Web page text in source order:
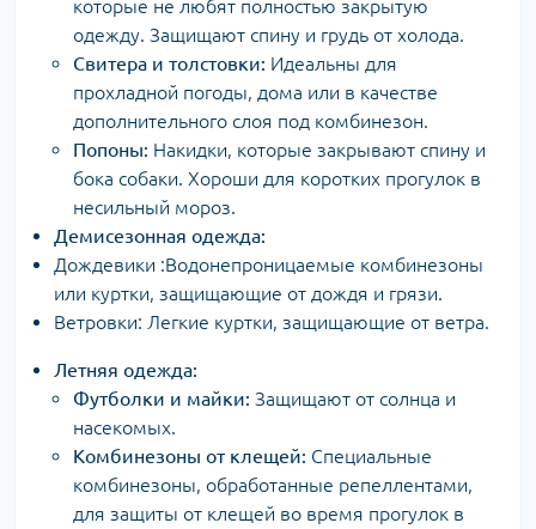
которые не любят полностью закрытую
одежду. Защищают спину и грудь от холода.
Свитера и толстовки: Идеальны для
прохладной погоды, дома или в качестве
дополнительного слоя под комбинезон.
Попоны: Накидки, которые закрывают спину и
бока собаки. Хороши для коротких прогулок в
несильный мороз.
Демисезонная одежда:
Дождевики :Водонепроницаемые комбинезоны
или куртки, защищающие от дождя и грязи.
Ветровки: Легкие куртки, защищающие от ветра.
Летняя одежда:
Футболки и майки: Защищают от солнца и
насекомых.
Комбинезоны от клещей: Специальные
комбинезоны, обработанные репеллентами,
для защиты от клещей во время прогулок в